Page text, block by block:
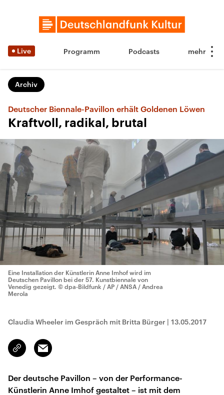
Live Programm Podcasts
Archiv
Deutscher Biennale-Pavillon erhält Goldenen Löwen
Kraftvoll, radikal, brutal
Eine Installation der Künstlerin Anne Imhof wird im
Deutschen Pavillon bei der 57. Kunstbiennale von
Venedig gezeigt. © dpa-Bildfunk / AP / ANSA / Andrea
Merola
Claudia Wheeler im Gespräch mit Britta Bürger | 13.05.2017
Link
kopieren/teilen
Email
Der deutsche Pavillon – von der Performance-
Künstlerin Anne Imhof gestaltet – ist mit dem